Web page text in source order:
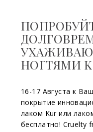
НОГТЯМИ
16-17 Августа к
покрытие
лаком Kur или
бесплатно! Сruelty